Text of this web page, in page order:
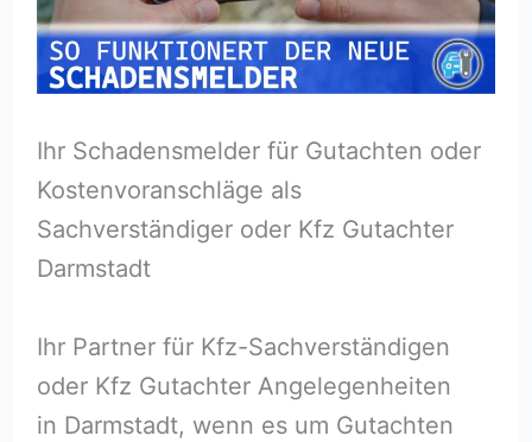
Ihr Schadensmelder für Gutachten oder
Kostenvoranschläge als
Sachverständiger oder Kfz Gutachter
Darmstadt
Ihr Partner für Kfz-Sachverständigen
oder Kfz Gutachter Angelegenheiten
in Darmstadt, wenn es um Gutachten